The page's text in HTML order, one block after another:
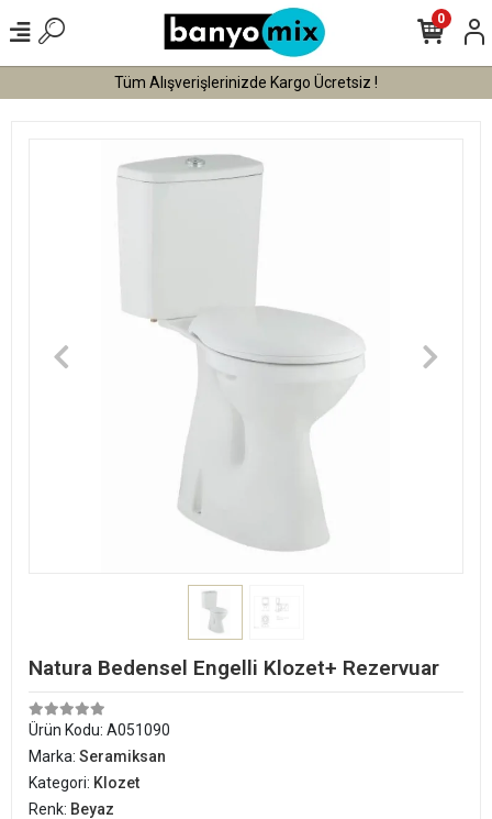
Tüm Alışverişlerinizde Kargo Ücretsiz !
0
Natura Bedensel Engelli Klozet+ Rezervuar
Ürün Kodu: A051090
Marka: Seramiksan
Kategori: Klozet
Renk: Beyaz